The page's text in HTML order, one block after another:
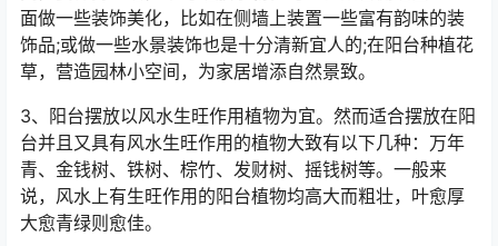
面做一些装饰美化，比如在侧墙上装置一些富有韵味的装
饰品;或做一些水景装饰也是十分清新宜人的;在阳台种植花
草，营造园林小空间，为家居增添自然景致。
3、阳台摆放以风水生旺作用植物为宜。然而适合摆放在阳
台并且又具有风水生旺作用的植物大致有以下几种：万年
青、金钱树、铁树、棕竹、发财树、摇钱树等。一般来
说，风水上有生旺作用的阳台植物均高大而粗壮，叶愈厚
大愈青绿则愈佳。